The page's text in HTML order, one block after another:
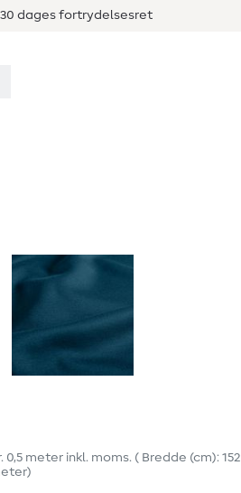
30 dages fortrydelsesret
0,5 meter inkl. moms. ( Bredde (cm):
)